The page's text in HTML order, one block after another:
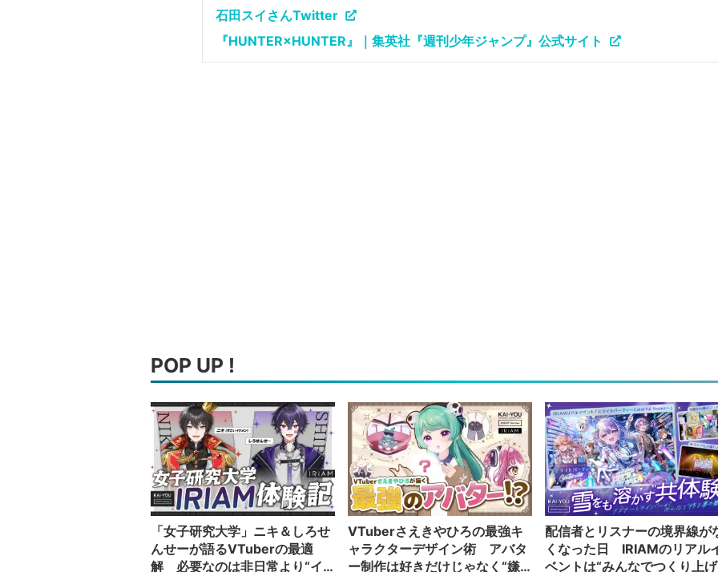
石田スイさんTwitter
『HUNTER×HUNTER』｜集英社『週刊少年ジャンプ』公式サイト
POP UP !
「女子研究大学」ニキ＆しろせ
んせーが語るVTuberの最適
解 必要なのは非日常より“イ
VTuberさえきやひろの最強キ
ャラクターデザイン術 アバタ
ー制作は好きだけじゃなく“嫌
配信者とリスナーの境界線が
くなった日 IRIAMのリアル
ベントは“みんなでつくり上げ